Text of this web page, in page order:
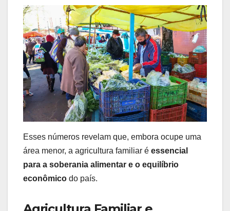
Esses números revelam que, embora ocupe uma
área menor, a agricultura familiar é essencial
para a soberania alimentar e o equilíbrio
econômico do país.